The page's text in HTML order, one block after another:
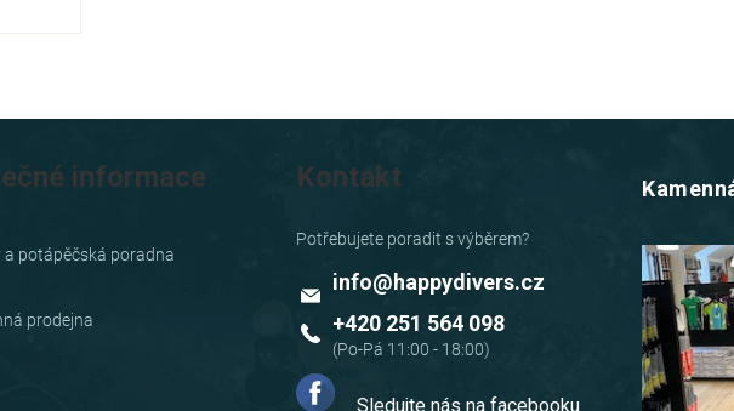
informace
a potápěčská poradna
prodejna
Kontakt
info@happydivers.cz
+420 251 564 098
Sledujte nás na facebooku